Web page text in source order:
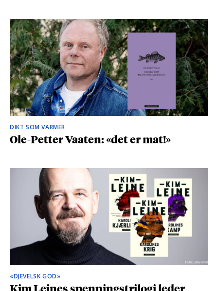
DIKT SOM VARMER
Ole-Petter Vaaten: «det er mat!»
«DJEVELSK GOD»
Kim Leines spenningstrilogi leder